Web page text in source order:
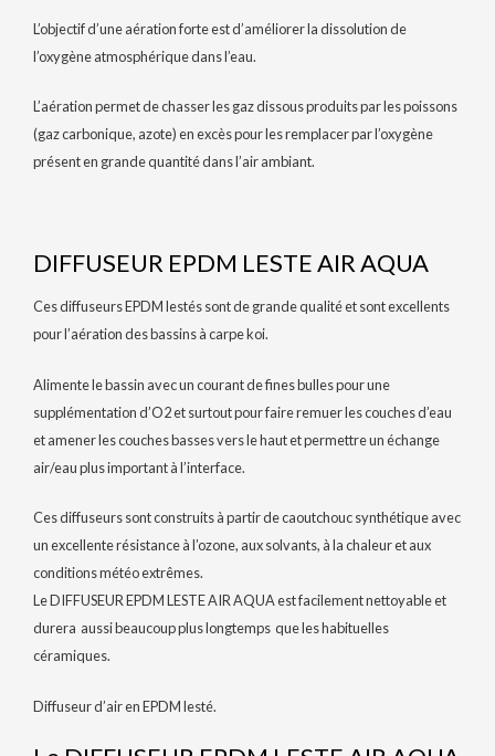
L’objectif d’une aération forte est d’améliorer la dissolution de
l’oxygène atmosphérique dans l’eau.
L’aération permet de chasser les gaz dissous produits par les poissons
(gaz carbonique, azote) en excès pour les remplacer par l’oxygène
présent en grande quantité dans l’air ambiant.
DIFFUSEUR EPDM LESTE AIR AQUA
Ces diffuseurs EPDM lestés sont de grande qualité et sont excellents
pour l’aération des bassins à carpe koi.
Alimente le bassin avec un courant de fines bulles pour une
supplémentation d’O2 et surtout pour faire remuer les couches d’eau
et amener les couches basses vers le haut et permettre un échange
air/eau plus important à l’interface.
Ces diffuseurs sont construits à partir de caoutchouc synthétique avec
un excellente résistance à l’ozone, aux solvants, à la chaleur et aux
conditions météo extrêmes.
Le DIFFUSEUR EPDM LESTE AIR AQUA est facilement nettoyable et
durera aussi beaucoup plus longtemps que les habituelles
céramiques.
Diffuseur d’air en EPDM lesté.